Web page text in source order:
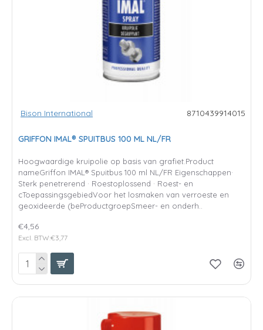
Bison International 8710439914015
GRIFFON IMAL® SPUITBUS 100 ML NL/FR
Hoogwaardige kruipolie op basis van grafiet.Product
nameGriffon IMAL® Spuitbus 100 ml NL/FR Eigenschappen·
Sterk penetrerend · Roestoplossend · Roest- en
cToepassingsgebiedVoor het losmaken van verroeste en
geoxideerde (beProductgroepSmeer- en onderh..
€4,56
Excl. BTW:€3,77